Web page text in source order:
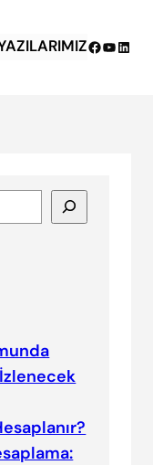
Facebook